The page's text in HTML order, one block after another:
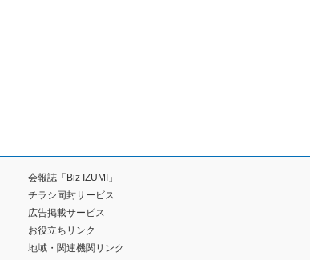
会報誌「Biz IZUMI」
チラシ同封サービス
広告掲載サービス
お役立ちリンク
地域・関連機関リンク